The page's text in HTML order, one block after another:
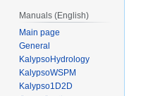
Manuals (English)
Main page
General
KalypsoHydrology
KalypsoWSPM
Kalypso1D2D